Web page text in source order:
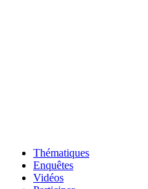
Thématiques
Enquêtes
Vidéos